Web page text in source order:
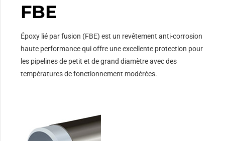
FBE
Époxy lié par fusion (FBE) est un revêtement anti-corrosion
haute performance qui offre une excellente protection pour
les pipelines de petit et de grand diamètre avec des
températures de fonctionnement modérées.